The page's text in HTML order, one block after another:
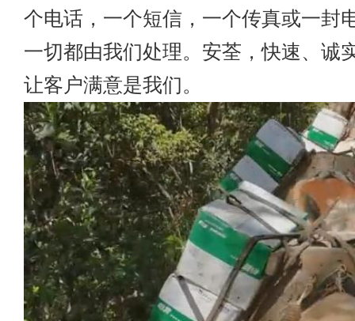
个电话，一个短信，一个传真或一封
一切都由我们处理。安荃，快速、诚
让客户满意是我们。